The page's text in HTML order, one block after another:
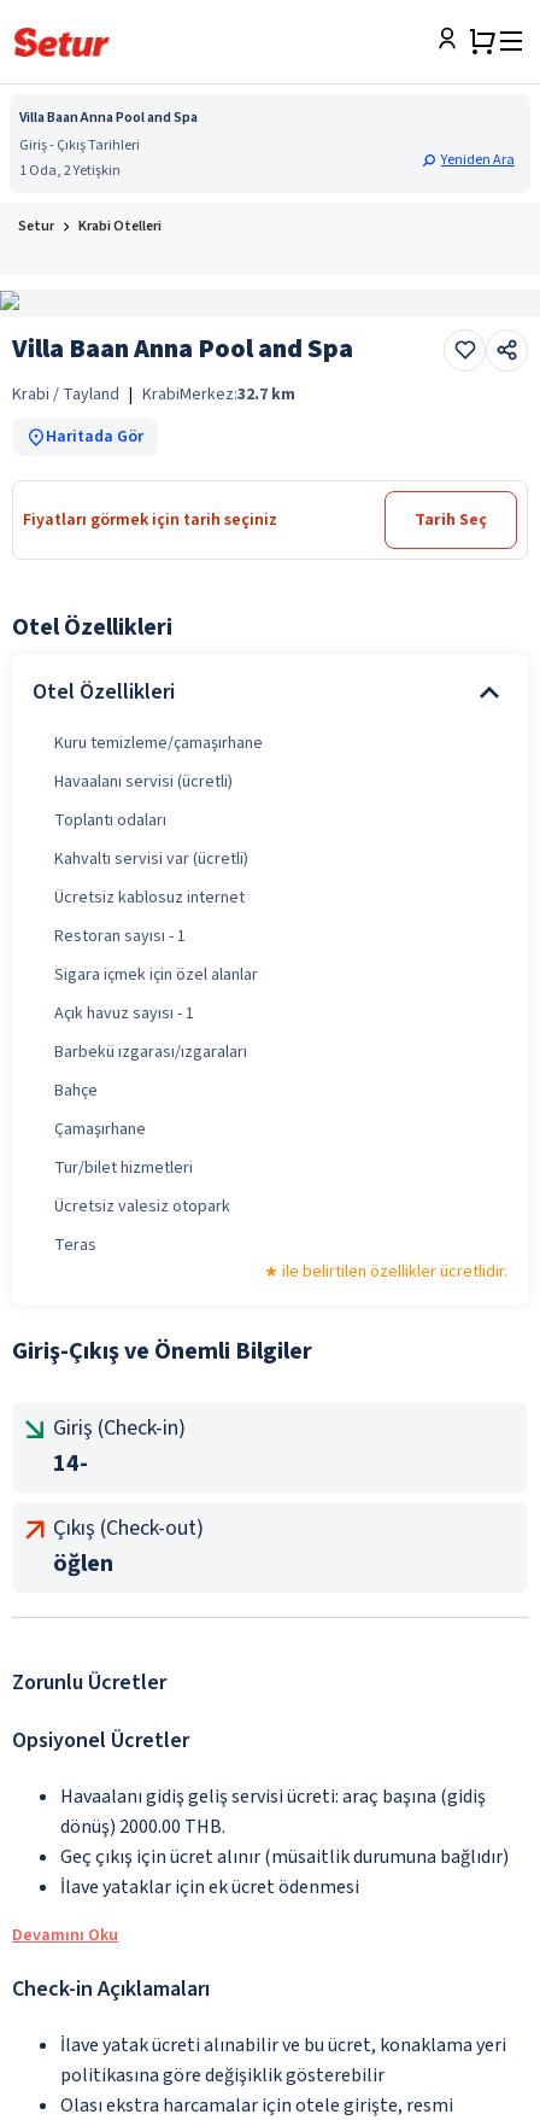
Villa Baan Anna Pool and Spa
Giriş - Çıkış Tarihleri
1 Oda, 2 Yetişkin
Yeniden Ara
Setur Krabi Otelleri
Villa Baan Anna Pool and Spa
Krabi / Tayland | KrabiMerkez:32.7 km
Haritada Gör
Fiyatları görmek için tarih seçiniz Tarih Seç
Otel Özellikleri
Otel Özellikleri
Kuru temizleme/çamaşırhane
Havaalanı servisi (ücretli)
Toplantı odaları
Kahvaltı servisi var (ücretli)
Ücretsiz kablosuz internet
Restoran sayısı - 1
Sigara içmek için özel alanlar
Açık havuz sayısı - 1
Barbekü ızgarası/ızgaraları
Bahçe
Çamaşırhane
Tur/bilet hizmetleri
Ücretsiz valesiz otopark
Teras
ile belirtilen özellikler ücretlidir.
Giriş-Çıkış ve Önemli Bilgiler
Giriş (Check-in)
14-
Çıkış (Check-out)
öğlen
Zorunlu Ücretler
Opsiyonel Ücretler
Havaalanı gidiş geliş servisi ücreti: araç başına (gidiş
dönüş) 2000.00 THB.
Geç çıkış için ücret alınır (müsaitlik durumuna bağlıdır)
İlave yataklar için ek ücret ödenmesi
Devamını Oku
Check-in Açıklamaları
İlave yatak ücreti alınabilir ve bu ücret, konaklama yeri
politikasına göre değişiklik gösterebilir
Olası ekstra harcamalar için otele girişte, resmi